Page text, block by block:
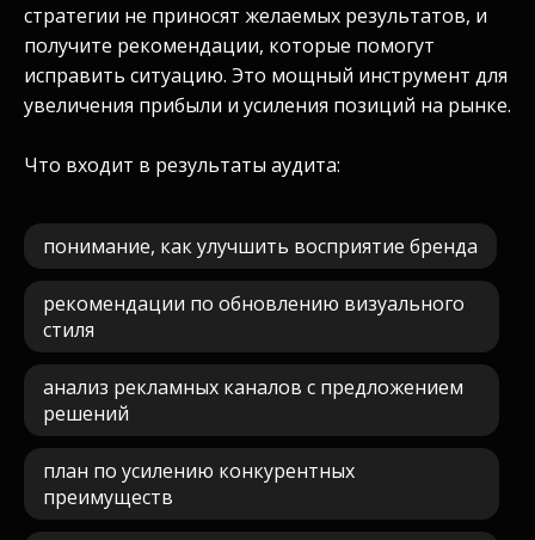
стратегии не приносят желаемых результатов, и
получите рекомендации, которые помогут
исправить ситуацию. Это мощный инструмент для
увеличения прибыли и усиления позиций на рынке.
Что входит в результаты аудита:
понимание, как улучшить восприятие бренда
рекомендации по обновлению визуального
стиля
анализ рекламных каналов с предложением
решений
план по усилению конкурентных
преимуществ